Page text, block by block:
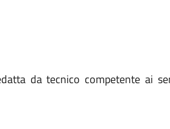
da tecnico competente ai